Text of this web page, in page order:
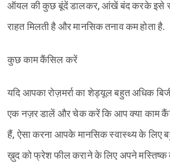
ऑयल की कुछ बूंदें डालकर, आंखें बंद करके इसे
राहत मिलती है और मानसिक तनाव कम होता है.
कुछ काम कैंसिल करें
यदि आपका रोज़मर्रा का शेड्यूल बहुत अधिक
एक नज़र डालें और चेक करें कि आप क्या काम
हैं, ऐसा करना आपके मानसिक स्वास्थ्य के लिए
ख़ुद को फ्रेश फील कराने के लिए अपने मस्तिष्क